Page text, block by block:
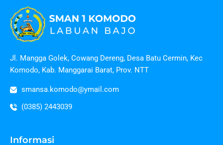
Jl. Mangga Golek, Cowang Dereng, Desa Batu Cermin, Kec
Komodo, Kab. Manggarai Barat, Prov. NTT
smansa.komodo@ymail.com
(0385) 2443039
Informasi